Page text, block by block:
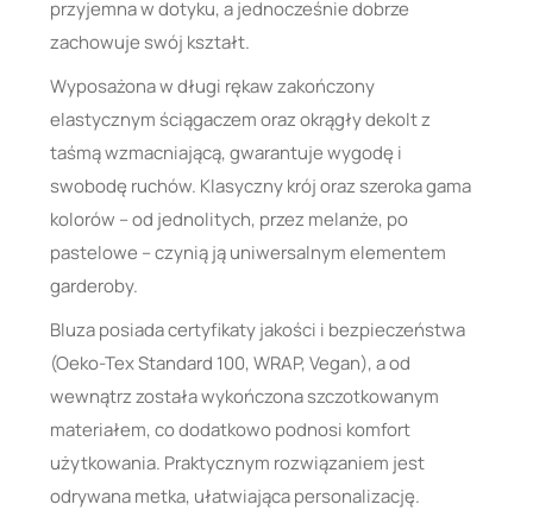
przyjemna w dotyku, a jednocześnie dobrze
zachowuje swój kształt.
Wyposażona w długi rękaw zakończony
elastycznym ściągaczem oraz okrągły dekolt z
taśmą wzmacniającą, gwarantuje wygodę i
swobodę ruchów. Klasyczny krój oraz szeroka gama
kolorów – od jednolitych, przez melanże, po
pastelowe – czynią ją uniwersalnym elementem
garderoby.
Bluza posiada certyfikaty jakości i bezpieczeństwa
(Oeko-Tex Standard 100, WRAP, Vegan), a od
wewnątrz została wykończona szczotkowanym
materiałem, co dodatkowo podnosi komfort
użytkowania. Praktycznym rozwiązaniem jest
odrywana metka, ułatwiająca personalizację.